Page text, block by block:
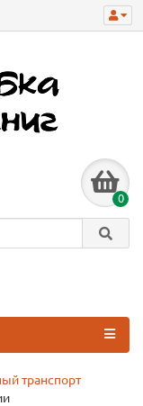
0
транспорт